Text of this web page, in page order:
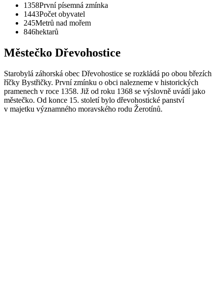
1358První písemná zmínka
1443Počet obyvatel
245Metrů nad mořem
846hektarů
Městečko Dřevohostice
Starobylá záhorská obec Dřevohostice se rozkládá po obou březích
říčky Bystřičky. První zmínku o obci nalezneme v historických
pramenech v roce 1358. Již od roku 1368 se výslovně uvádí jako
městečko. Od konce 15. století bylo dřevohostické panství
v majetku významného moravského rodu Žerotínů.